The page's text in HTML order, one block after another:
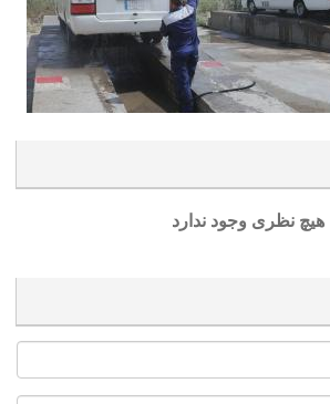
هیچ نظری وجود ندارد